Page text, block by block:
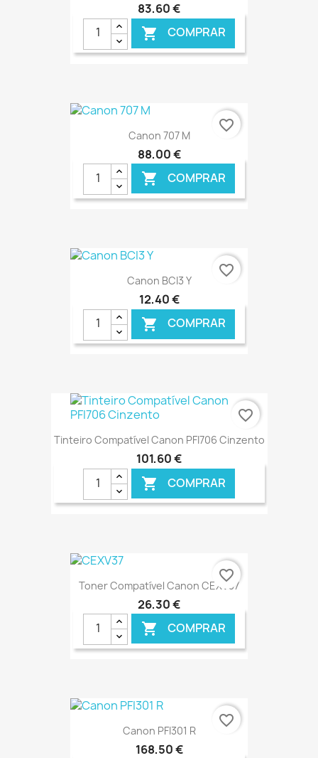
83,60 €
 COMPRAR
€ ONLINE
Canon 707 M
88,00 €
 COMPRAR
€ ONLINE
favorite_border
Canon BCI3 Y
12,40 €
 COMPRAR
€ ONLINE
favorite_border
Tinteiro Compatível Canon PFI706 Cinzento
101,60 €
 COMPRAR
favorite_border
Toner Compatível Canon CEXV37
26,30 €
 COMPRAR
€ ONLINE
favorite_border
Canon PFI301 R
168,50 €
favorite_border